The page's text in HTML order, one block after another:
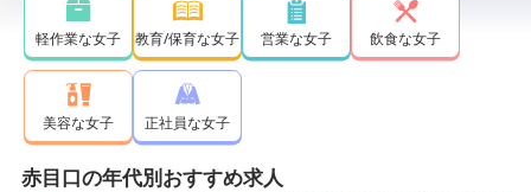
軽作業な女子 教育/保育な女子 営業な女子 飲食な女子
美容な女子 正社員な女子
赤目口の年代別おすすめ求人